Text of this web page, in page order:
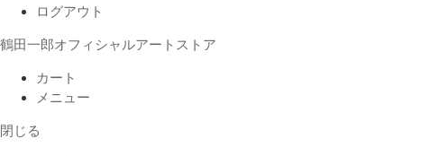
ログアウト
鶴田一郎オフィシャルアートストア
カート
メニュー
閉じる